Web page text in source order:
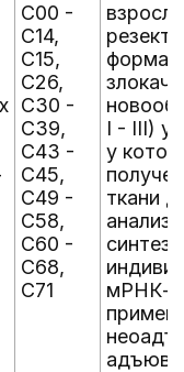
C00 -
C14,
C15,
C26,
C30 -
C39,
C43 -
C45,
C49 -
C58,
C60 -
C68,
C71
I - III)
у
ткани
мРНК-